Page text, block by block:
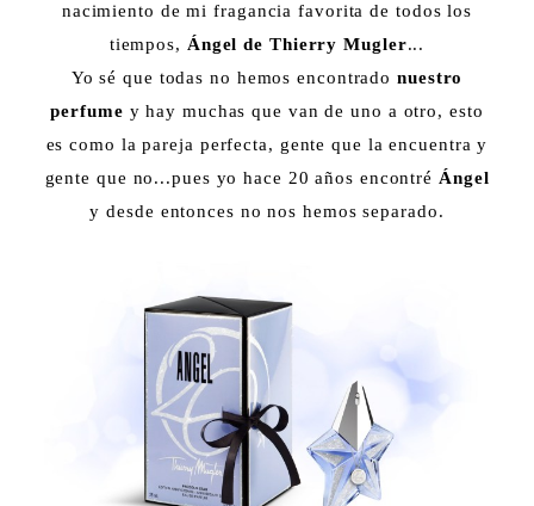
nacimiento de mi fragancia favorita de todos los
tiempos, Ángel de Thierry Mugler...
Yo sé que todas no hemos encontradonuestro
perfume y hay muchas que van de uno a otro, esto
es como la pareja perfecta, gente que la encuentra y
gente que no...pues yo hace 20 años encontré Ángel
y desde entonces no nos hemos separado.